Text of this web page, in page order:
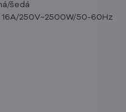
šedá
250V~2500W/50-60Hz